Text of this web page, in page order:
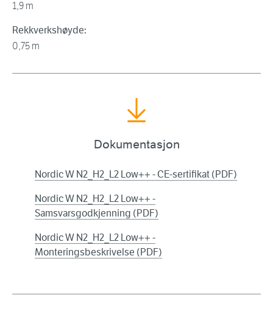
1,9 m
Rekkverkshøyde:
0,75 m
Dokumentasjon
Nordic W N2_H2_L2 Low++ - CE-sertifikat (PDF)
Nordic W N2_H2_L2 Low++ -
Samsvarsgodkjenning (PDF)
Nordic W N2_H2_L2 Low++ -
Monteringsbeskrivelse (PDF)